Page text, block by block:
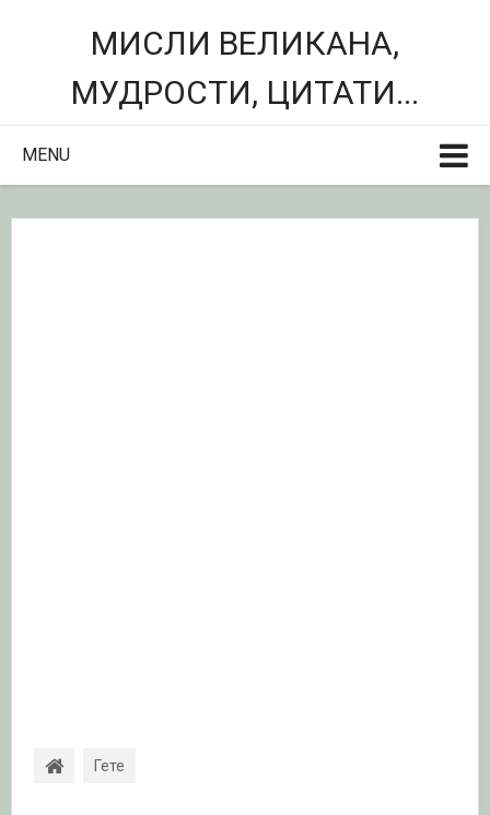
МИСЛИ ВЕЛИКАНА,
МУДРОСТИ, ЦИТАТИ...
MENU
Гете